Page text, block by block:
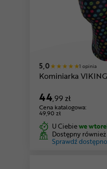
5,0 1 opinia
Kominiarka
44,99 zł
Cena katalogowa:
49,90 zł
U Ciebiewe
Dostępny
Sprawdź